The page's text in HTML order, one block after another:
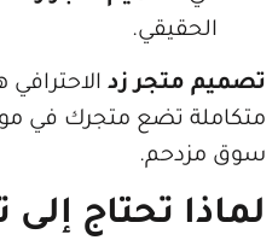
زدالاحترافي هو
متجرك في موقع
تحتاج إلى